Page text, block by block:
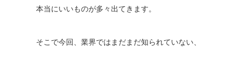
本当にいいものが多々出てきます。
そこで今回、業界ではまだまだ知られていない、